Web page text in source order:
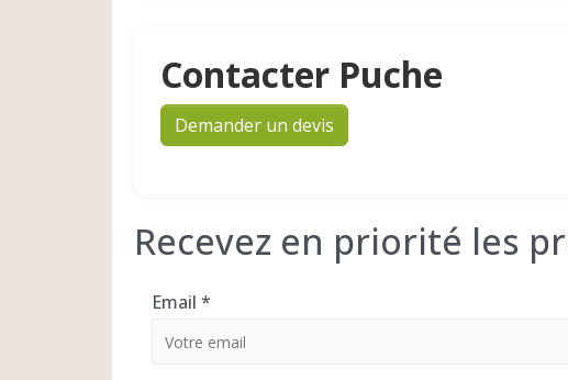
Contacter Puche
Demander un devis
Recevez en priorité les
Email *